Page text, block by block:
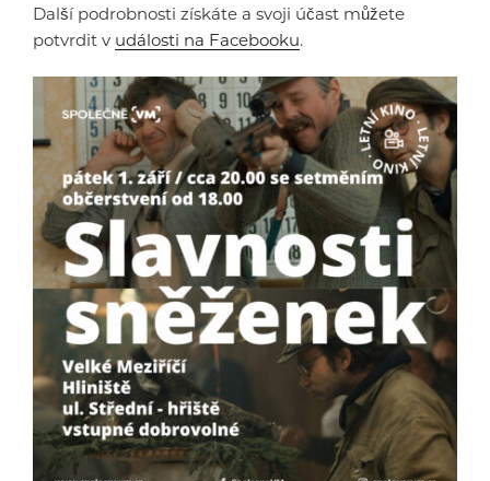
Další podrobnosti získáte a svoji účast můžete
potvrdit v události na Facebooku.